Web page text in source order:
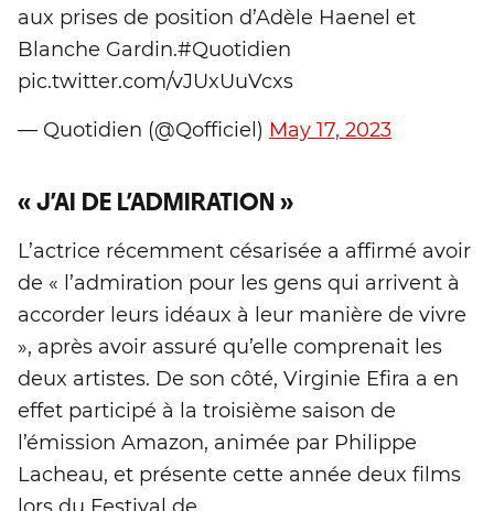
aux prises de position d’Adèle Haenel et
Blanche Gardin.#Quotidien
pic.twitter.com/vJUxUuVcxs
— Quotidien (@Qofficiel) May 17, 2023
« J’AI DE L’ADMIRATION »
L’actrice récemment césarisée a affirmé avoir
de « l’admiration pour les gens qui arrivent à
accorder leurs idéaux à leur manière de vivre
», après avoir assuré qu’elle comprenait les
deux artistes. De son côté, Virginie Efira a en
effet participé à la troisième saison de
l’émission Amazon, animée par Philippe
Lacheau, et présente cette année deux films